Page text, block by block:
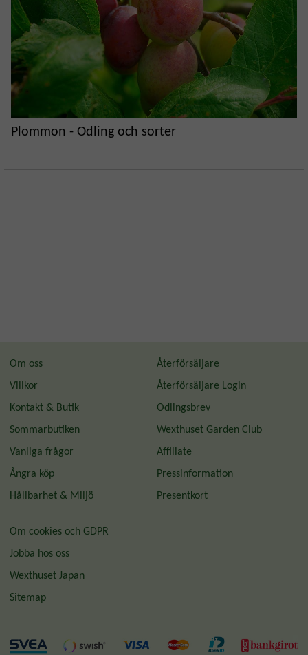
Plommon - Odling och sorter
Om oss
Villkor
Kontakt & Butik
Sommarbutiken
Vanliga frågor
Ångra köp
Hållbarhet & Miljö
Återförsäljare
Återförsäljare Login
Odlingsbrev
Wexthuset Garden Club
Affiliate
Pressinformation
Presentkort
Om cookies och GDPR
Jobba hos oss
Wexthuset Japan
Sitemap